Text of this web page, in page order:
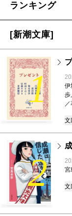
ランキング
[新潮文庫]
1
伊
歩
文
2
宮
文